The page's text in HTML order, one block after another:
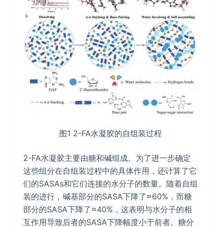
图1 2-FA水凝胶的自组装过程
2-FA水凝胶主要由糖和碱组成。为了进一步确定
这些组分在自组装过程中的具体作用，还计算了它
们的SASAs和它们连接的水分子的数量。随着自组
装的进行，碱基部分的SASA下降了≈60%，而糖
部分的SASA下降了≈40%，这表明与水分子的相
互作用导致后者的SASA下降幅度小于前者。糖分